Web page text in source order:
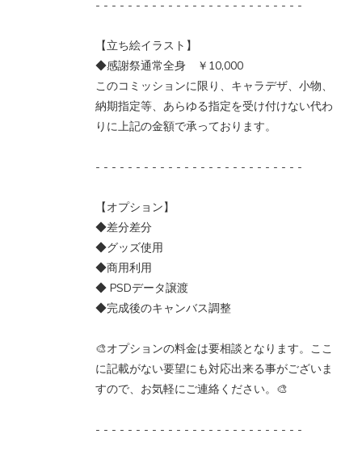
- - - - - - - - - - - - - - - - - - - - - - - - - -
【立ち絵イラスト】
◆感謝祭通常全身 ￥10,000
このコミッションに限り、キャラデザ、小物、
納期指定等、あらゆる指定を受け付けない代わ
りに上記の金額で承っております。
- - - - - - - - - - - - - - - - - - - - - - - - - -
【オプション】
◆差分差分
◆グッズ使用
◆商用利用
◆ PSDデータ譲渡
◆完成後のキャンバス調整
🎨オプションの料金は要相談となります。ここ
に記載がない要望にも対応出来る事がございま
すので、お気軽にご連絡ください。🎨
- - - - - - - - - - - - - - - - - - - - - - - - - -